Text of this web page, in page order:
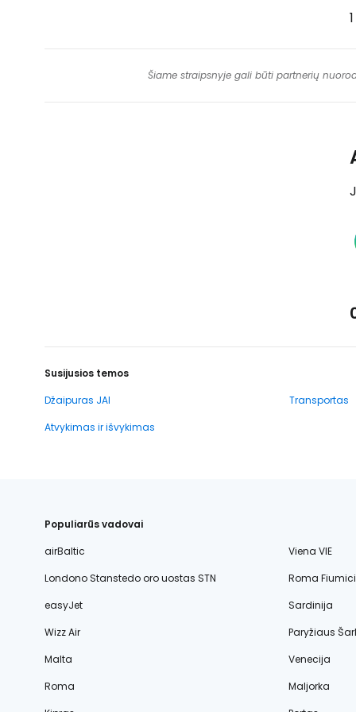
Šiame straipsnyje gali būti partnerių
Susijusios temos
Džaipuras JAI
Transportas
Atvykimas ir išvykimas
Populiarūs vadovai
airBaltic
Viena VIE
Londono Stanstedo oro uostas STN
Roma
easyJet
Sardinija
Wizz Air
Paryžiaus
Malta
Venecija
Roma
Maljorka